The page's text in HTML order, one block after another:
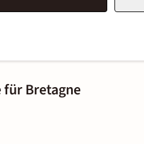
für Bretagne